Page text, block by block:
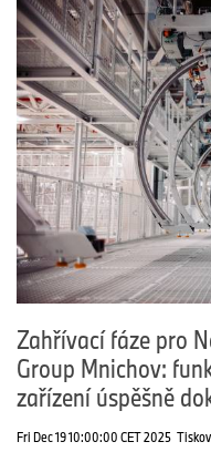
Zahřívací fáze pro
Group Mnichov:
zařízení úspěšně
Fri Dec 19 10:00:00 CET 2025